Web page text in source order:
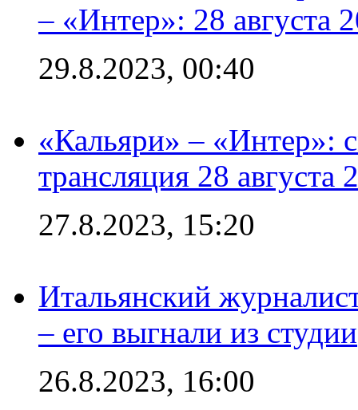
– «Интер»: 28 августа
29.8.2023, 00:40
«Кальяри» – «Интер»:
трансляция 28 августа
27.8.2023, 15:20
Итальянский
– его выгнали из студии
26.8.2023, 16:00